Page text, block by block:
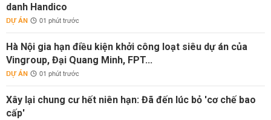
danh Handico
DỰ ÁN 01 phút trước
Hà Nội gia hạn điều kiện khởi công loạt siêu dự án của
Vingroup, Đại Quang Minh, FPT...
DỰ ÁN 01 phút trước
Xây lại chung cư hết niên hạn: Đã đến lúc bỏ 'cơ chế bao
cấp'